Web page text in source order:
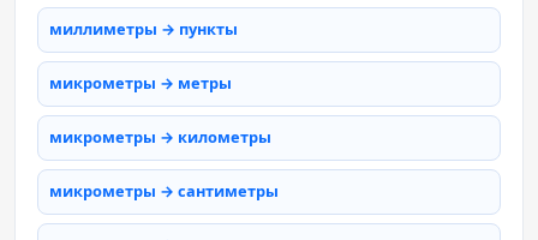
миллиметры → пункты
микрометры → метры
микрометры → километры
микрометры → сантиметры